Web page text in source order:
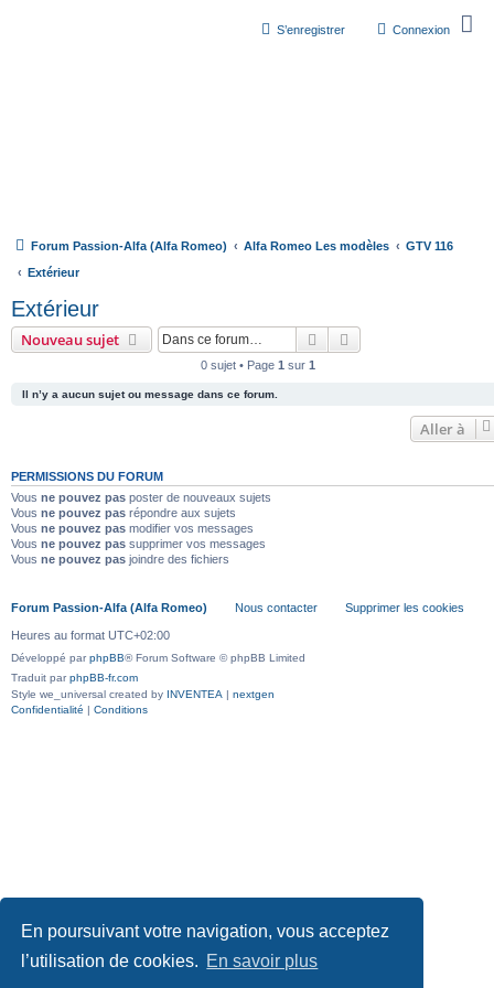
En poursuivant votre navigation, vous acceptez
l’utilisation de cookies. En savoir plus
Connexion
S’enregistrer
Forum Passion-Alfa (Alfa Romeo) Alfa Romeo Les modèles
GTV 116
Extérieur
Extérieur
Nouveau sujet Rechercher
0 sujet • Page 1 sur 1
Il n’y a aucun sujet ou message dans ce forum.
Aller à
PERMISSIONS DU FORUM
Vous ne pouvez pas poster de nouveaux sujets
Vous ne pouvez pas répondre aux sujets
Vous ne pouvez pas modifier vos messages
Vous ne pouvez pas supprimer vos messages
Vous ne pouvez pas joindre des fichiers
Forum Passion-Alfa (Alfa Romeo) Nous contacter Supprimer les cookies
Heures au format UTC+02:00
Développé parphpBB® Forum Software © phpBB Limited
Traduit parphpBB-fr.com
Style we_universal created by INVENTEA | nextgen
Confidentialité | Conditions